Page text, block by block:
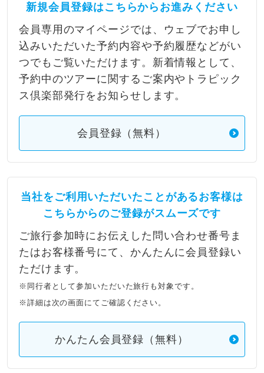
新規会員登録はこちらからお進みください
会員専用のマイページでは、ウェブでお申し
込みいただいた予約内容や予約履歴などがい
つでもご覧いただけます。新着情報として、
予約中のツアーに関するご案内やトラピック
ス倶楽部発行をお知らせします。
会員登録（無料）
当社をご利用いただいたことがあるお客様は
こちらからのご登録がスムーズです
ご旅行参加時にお伝えした問い合わせ番号ま
たはお客様番号にて、かんたんに会員登録い
ただけます。
※同行者として参加いただいた旅行も対象です。
※詳細は次の画面にてご確認ください。
かんたん会員登録（無料）